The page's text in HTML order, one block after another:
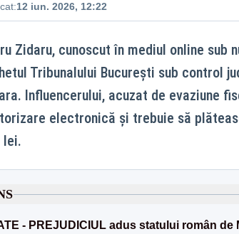
12 iun. 2026, 12:22
Zidaru, cunoscut în mediul online sub
Tribunalului București sub control
Influencerului, acuzat de evaziune
electronică și trebuie să
lei.
- PREJUDICIUL adus statului român de